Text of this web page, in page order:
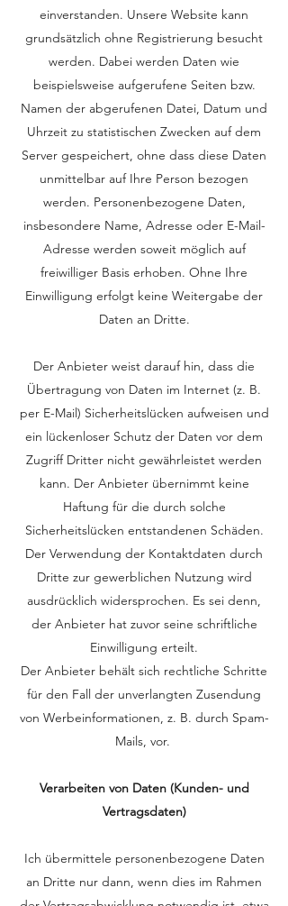
einverstanden. Unsere Website kann
grundsätzlich ohne Registrierung besucht
werden. Dabei werden Daten wie
beispielsweise aufgerufene Seiten bzw.
Namen der abgerufenen Datei, Datum und
Uhrzeit zu statistischen Zwecken auf dem
Server gespeichert, ohne dass diese Daten
unmittelbar auf Ihre Person bezogen
werden. Personenbezogene Daten,
insbesondere Name, Adresse oder E-Mail-
Adresse werden soweit möglich auf
freiwilliger Basis erhoben. Ohne Ihre
Einwilligung erfolgt keine Weitergabe der
Daten an Dritte.
Der Anbieter weist darauf hin, dass die
Übertragung von Daten im Internet (z. B.
per E-Mail) Sicherheitslücken aufweisen und
ein lückenloser Schutz der Daten vor dem
Zugriff Dritter nicht gewährleistet werden
kann. Der Anbieter übernimmt keine
Haftung für die durch solche
Sicherheitslücken entstandenen Schäden.
Der Verwendung der Kontaktdaten durch
Dritte zur gewerblichen Nutzung wird
ausdrücklich widersprochen. Es sei denn,
der Anbieter hat zuvor seine schriftliche
Einwilligung erteilt.
Der Anbieter behält sich rechtliche Schritte
für den Fall der unverlangten Zusendung
von Werbeinformationen, z. B. durch Spam-
Mails, vor.
Verarbeiten von Daten (Kunden- und
Vertragsdaten)
Ich übermittele personenbezogene Daten
an Dritte nur dann, wenn dies im Rahmen